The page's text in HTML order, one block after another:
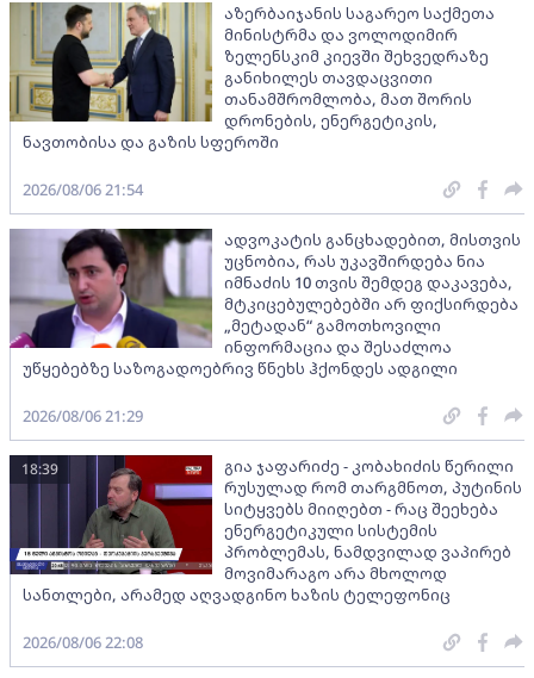
აზერბაიჯანის საგარეო საქმეთა
მინისტრმა და ვოლოდიმირ
ზელენსკიმ კიევში შეხვედრაზე
განიხილეს თავდაცვითი
თანამშრომლობა, მათ შორის
დრონების, ენერგეტიკის,
ნავთობისა და გაზის სფეროში
2026/08/06 21:54
ადვოკატის განცხადებით, მისთვის
უცნობია, რას უკავშირდება ნია
იმნაძის 10 თვის შემდეგ დაკავება,
მტკიცებულებებში არ ფიქსირდება
„მეტადან“ გამოთხოვილი
ინფორმაცია და შესაძლოა
უწყებებზე საზოგადოებრივ წნეხს ჰქონდეს ადგილი
2026/08/06 21:29
გია ჯაფარიძე - კობახიძის წერილი
რუსულად რომ თარგმნოთ, პუტინის
სიტყვებს მიიღებთ - რაც შეეხება
ენერგეტიკული სისტემის
პრობლემას, ნამდვილად ვაპირებ
მოვიმარაგო არა მხოლოდ
სანთლები, არამედ აღვადგინო ხაზის ტელეფონიც
18:39
2026/08/06 22:08